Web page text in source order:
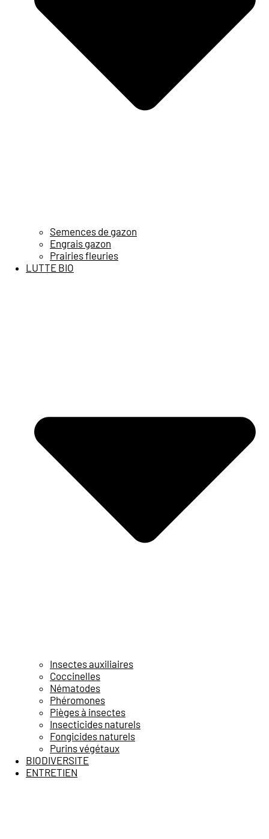
Semences de gazon
Engrais gazon
Prairies fleuries
LUTTE BIO
Insectes auxiliaires
Coccinelles
Nématodes
Phéromones
Pièges à insectes
Insecticides naturels
Fongicides naturels
Purins végétaux
BIODIVERSITE
ENTRETIEN